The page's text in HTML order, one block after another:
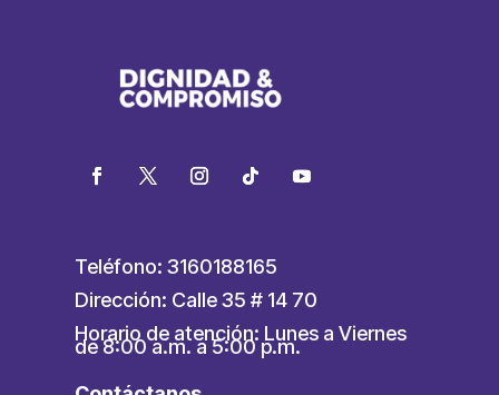
Teléfono: 3160188165
Dirección: Calle 35 # 14 70
Horario de atención: Lunes a Viernes
de 8:00 a.m. a 5:00 p.m.